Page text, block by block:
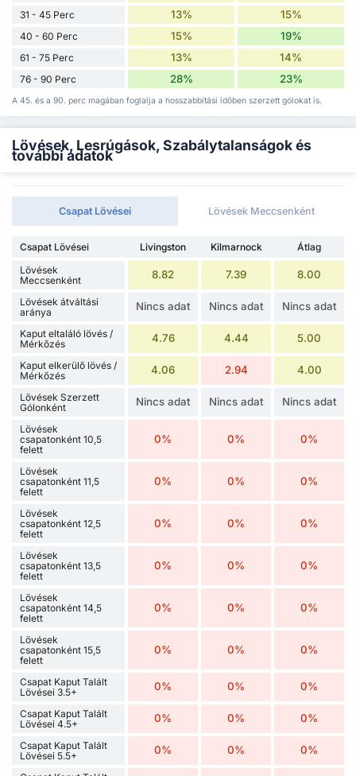
31 - 45 Perc 13% 15%
40 - 60 Perc 15% 19%
61 - 75 Perc 13% 14%
76 - 90 Perc 28% 23%
A 45. és a 90. perc magában foglalja a hosszabbítási időben szerzett gólokat is.
Lövések, Lesrúgások, Szabálytalanságok és
további adatok
Csapat Lövései Lövések Meccsenként
Csapat Lövései Livingston Kilmarnock
Átlag
Lövések
Meccsenként
8.82 7.39 8.00
Lövések átváltási
aránya
Nincs adat Nincs adat Nincs adat
Kaput eltaláló lövés /
Mérkőzés
4.76 4.44 5.00
Kaput elkerülő lövés /
Mérkőzés
4.06 2.94 4.00
Lövések Szerzett
Gólonként
Nincs adat Nincs adat Nincs adat
Lövések
csapatonként 10,5
felett
0% 0% 0%
Lövések
csapatonként 11,5
felett
0% 0% 0%
Lövések
csapatonként 12,5
felett
0% 0% 0%
Lövések
csapatonként 13,5
felett
0% 0% 0%
Lövések
csapatonként 14,5
felett
0% 0% 0%
Lövések
csapatonként 15,5
felett
0% 0% 0%
Csapat Kaput Talált
Lövései 3.5+
0% 0% 0%
Csapat Kaput Talált
Lövései 4.5+
0% 0% 0%
Csapat Kaput Talált
Lövései 5.5+
0% 0% 0%